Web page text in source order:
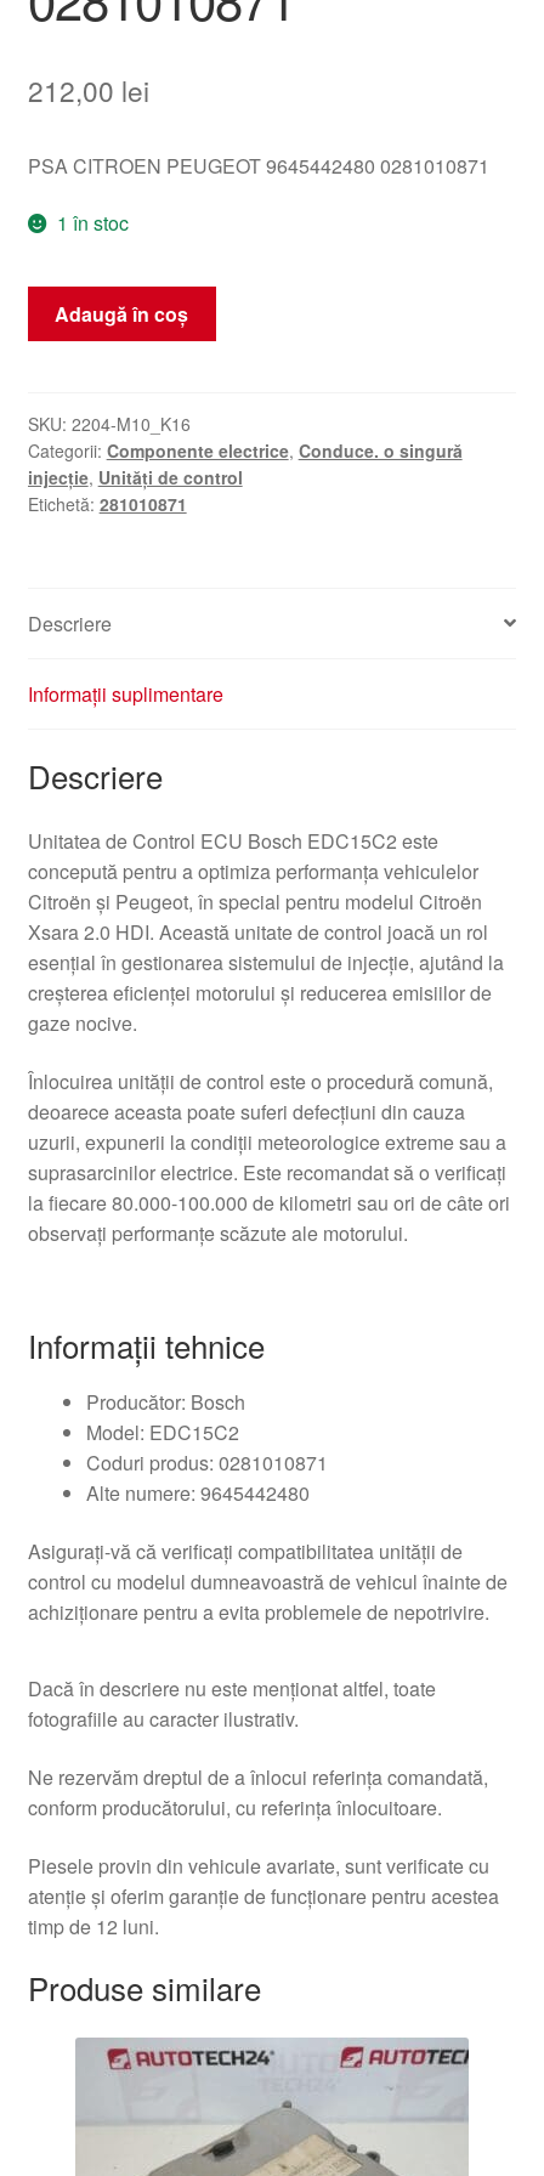
212,00 lei
PSA CITROEN PEUGEOT 9645442480 0281010871
1 în stoc
Cantitate
Unitate
ECU
Bosch
EDC15C2
Citroën
Adaugă în coș
SKU: 2204-M10_K16
Categorii: Componente electrice, Conduce. o singură
injecție, Unități de control
Etichetă: 281010871
Descriere
Informații suplimentare
Descriere
Unitatea de Control ECU Bosch EDC15C2 este
concepută pentru a optimiza performanța vehiculelor
Citroën și Peugeot, în special pentru modelul Citroën
Xsara 2.0 HDI. Această unitate de control joacă un rol
esențial în gestionarea sistemului de injecție, ajutând la
creșterea eficienței motorului și reducerea emisiilor de
gaze nocive.
Înlocuirea unității de control este o procedură comună,
deoarece aceasta poate suferi defecțiuni din cauza
uzurii, expunerii la condiții meteorologice extreme sau a
suprasarcinilor electrice. Este recomandat să o verificați
la fiecare 80.000-100.000 de kilometri sau ori de câte ori
observați performanțe scăzute ale motorului.
Informații tehnice
Producător: Bosch
Model: EDC15C2
Coduri produs: 0281010871
Alte numere: 9645442480
Asigurați-vă că verificați compatibilitatea unității de
control cu modelul dumneavoastră de vehicul înainte de
achiziționare pentru a evita problemele de nepotrivire.
Dacă în descriere nu este menționat altfel, toate
fotografiile au caracter ilustrativ.
Ne rezervăm dreptul de a înlocui referința comandată,
conform producătorului, cu referința înlocuitoare.
Piesele provin din vehicule avariate, sunt verificate cu
atenție și oferim garanție de funcționare pentru acestea
timp de 12 luni.
Produse similare